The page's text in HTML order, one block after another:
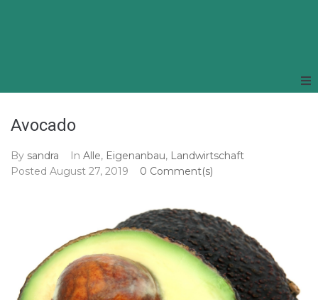
Avocado
By sandra In Alle, Eigenanbau, Landwirtschaft
Posted August 27, 2019 0 Comment(s)